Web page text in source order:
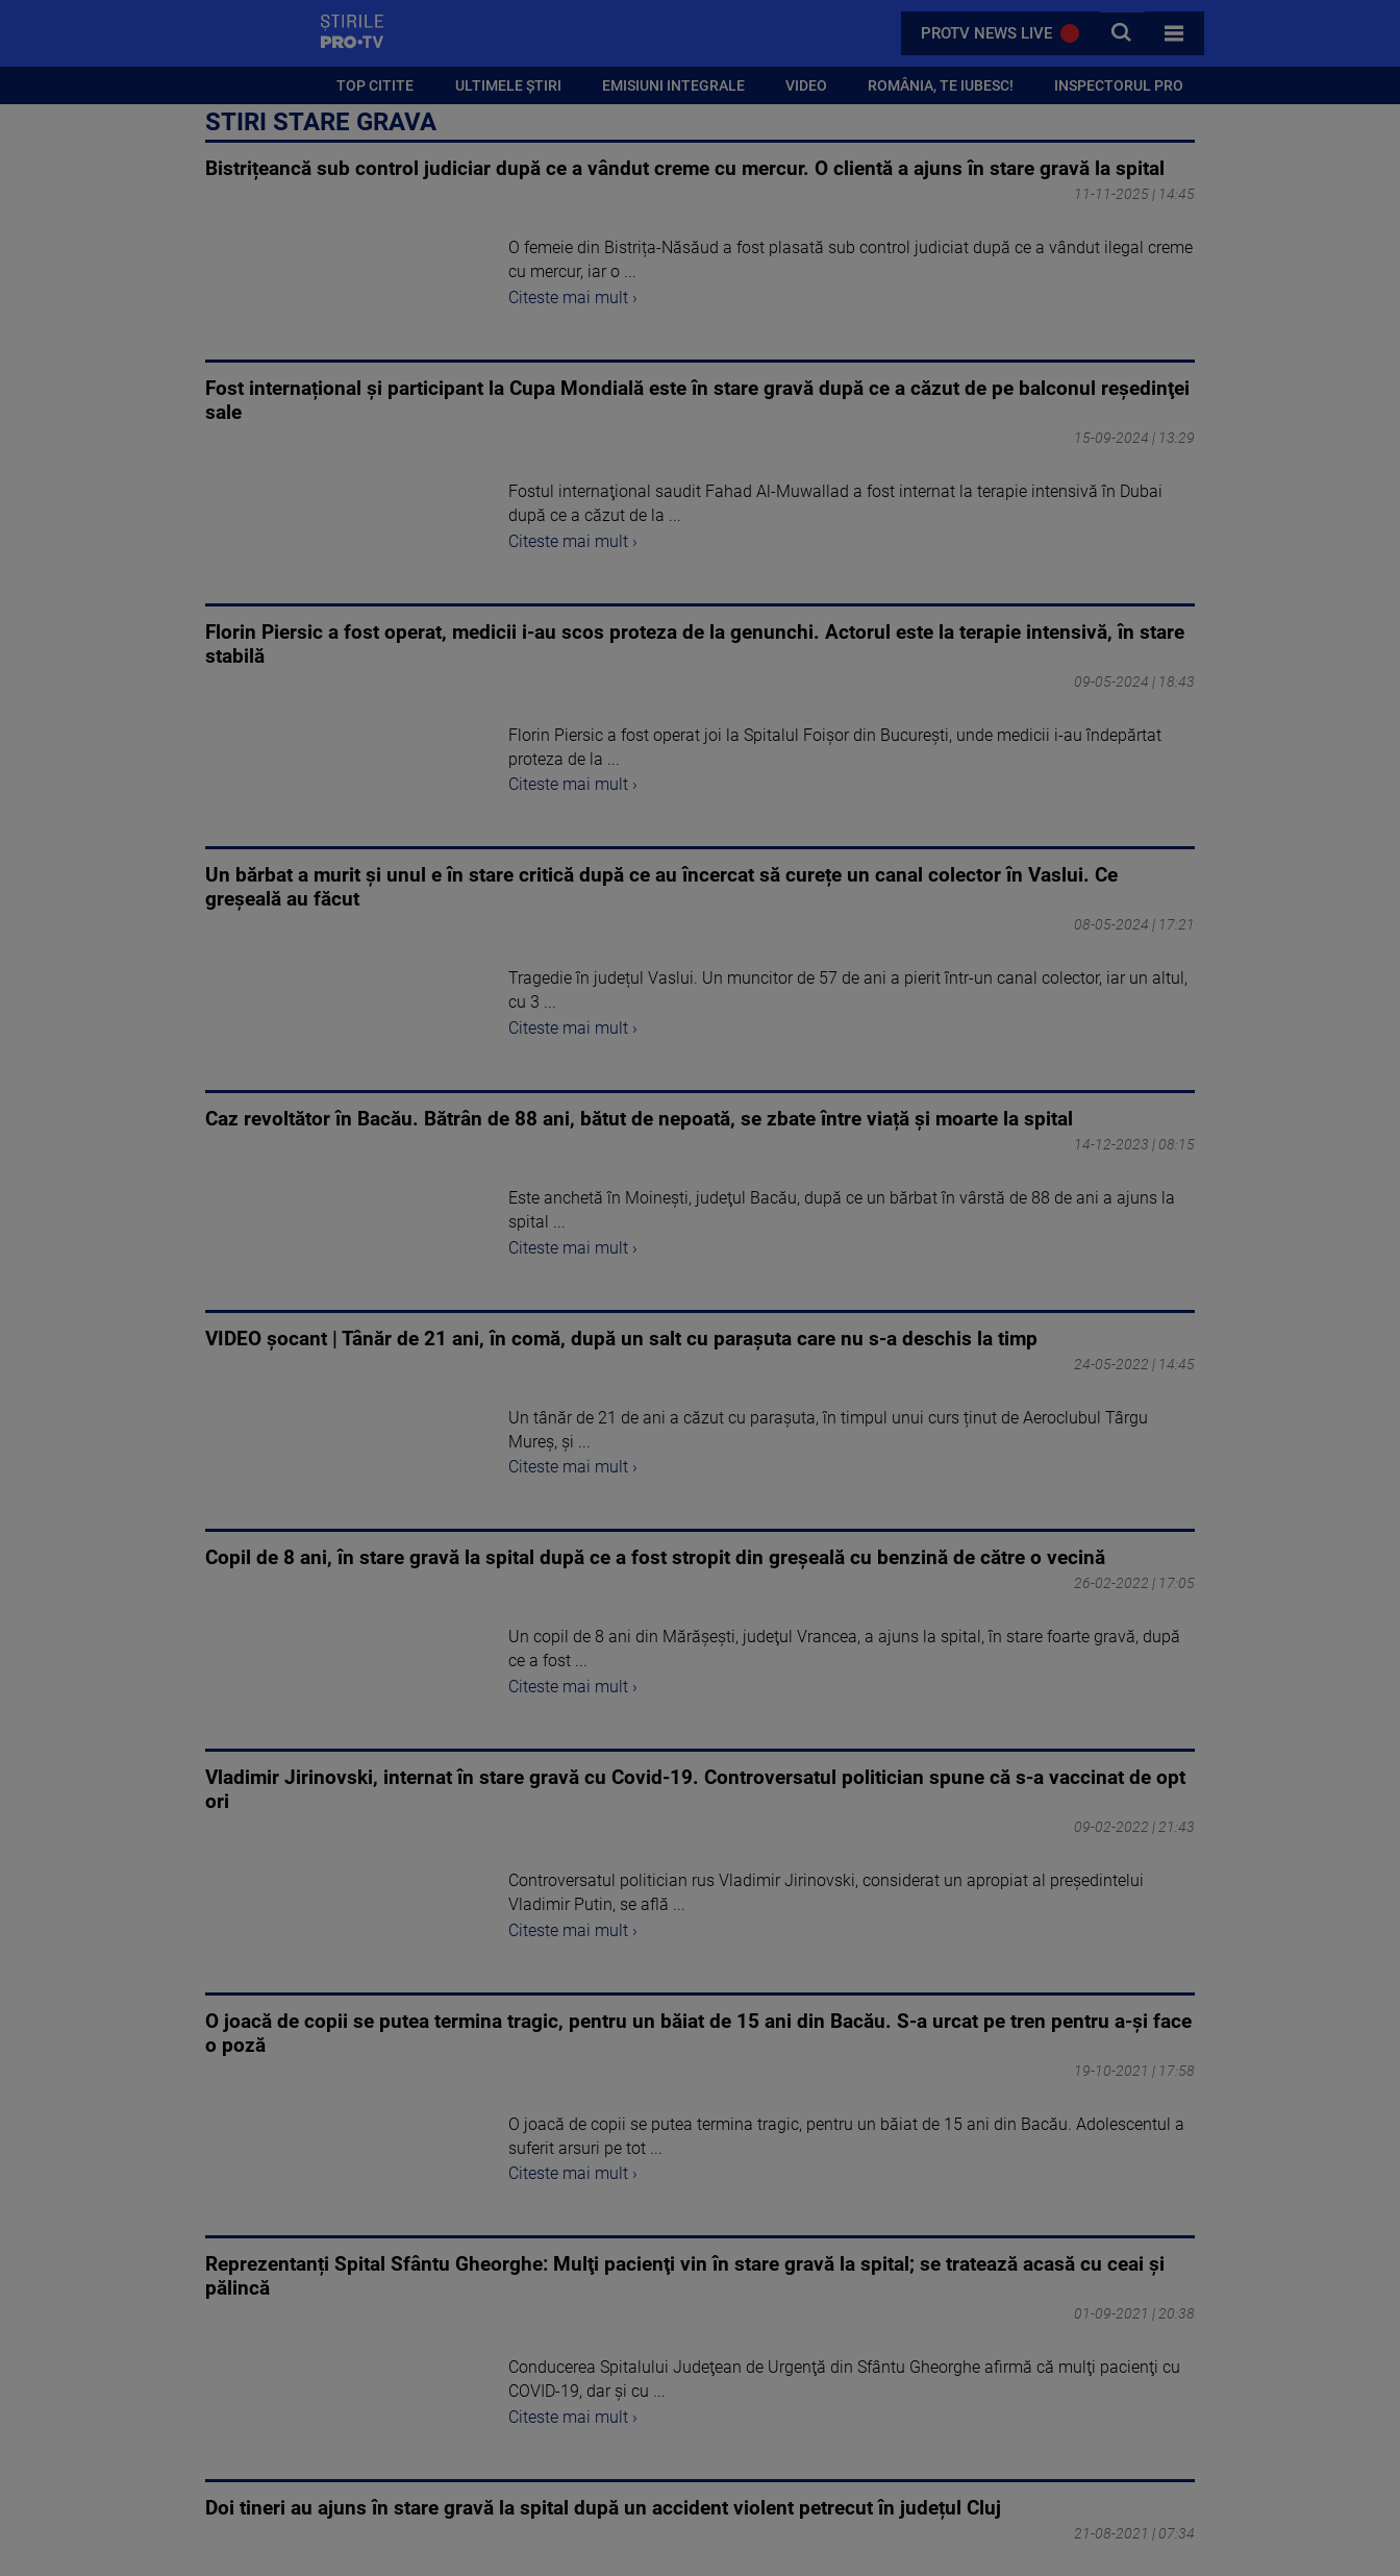
PROTV NEWS LIVE CAUTA
TOATE CATEGORIILE
TOP CITITE ULTIMELE ȘTIRI EMISIUNI INTEGRALE VIDEO ROMÂNIA, TE IUBESC! INSPECTORUL PRO
STIRI STARE GRAVA
Bistrițeancă sub control judiciar după ce a vândut creme cu mercur. O clientă a ajuns în stare gravă la spital
11-11-2025 | 14:45
O femeie din Bistrița-Năsăud a fost plasată sub control judiciat după ce a vândut ilegal creme
cu mercur, iar o ...
Citeste mai mult ›
Fost internațional și participant la Cupa Mondială este în stare gravă după ce a căzut de pe balconul reşedinţei
sale
15-09-2024 | 13:29
Fostul internaţional saudit Fahad Al-Muwallad a fost internat la terapie intensivă în Dubai
după ce a căzut de la ...
Citeste mai mult ›
Florin Piersic a fost operat, medicii i-au scos proteza de la genunchi. Actorul este la terapie intensivă, în stare
stabilă
09-05-2024 | 18:43
Florin Piersic a fost operat joi la Spitalul Foișor din București, unde medicii i-au îndepărtat
proteza de la ...
Citeste mai mult ›
Un bărbat a murit și unul e în stare critică după ce au încercat să curețe un canal colector în Vaslui. Ce
greșeală au făcut
08-05-2024 | 17:21
Tragedie în județul Vaslui. Un muncitor de 57 de ani a pierit într-un canal colector, iar un altul,
cu 3 ...
Citeste mai mult ›
Caz revoltător în Bacău. Bătrân de 88 ani, bătut de nepoată, se zbate între viață și moarte la spital
14-12-2023 | 08:15
Este anchetă în Moineşti, judeţul Bacău, după ce un bărbat în vârstă de 88 de ani a ajuns la
spital ...
Citeste mai mult ›
VIDEO șocant | Tânăr de 21 ani, în comă, după un salt cu parașuta care nu s-a deschis la timp
24-05-2022 | 14:45
Un tânăr de 21 de ani a căzut cu parașuta, în timpul unui curs ținut de Aeroclubul Târgu
Mureș, și ...
Citeste mai mult ›
Copil de 8 ani, în stare gravă la spital după ce a fost stropit din greşeală cu benzină de către o vecină
26-02-2022 | 17:05
Un copil de 8 ani din Mărăşeşti, judeţul Vrancea, a ajuns la spital, în stare foarte gravă, după
ce a fost ...
Citeste mai mult ›
Vladimir Jirinovski, internat în stare gravă cu Covid-19. Controversatul politician spune că s-a vaccinat de opt
ori
09-02-2022 | 21:43
Controversatul politician rus Vladimir Jirinovski, considerat un apropiat al președintelui
Vladimir Putin, se află ...
Citeste mai mult ›
O joacă de copii se putea termina tragic, pentru un băiat de 15 ani din Bacău. S-a urcat pe tren pentru a-și face
o poză
19-10-2021 | 17:58
O joacă de copii se putea termina tragic, pentru un băiat de 15 ani din Bacău. Adolescentul a
suferit arsuri pe tot ...
Citeste mai mult ›
Reprezentanți Spital Sfântu Gheorghe: Mulţi pacienţi vin în stare gravă la spital; se tratează acasă cu ceai şi
pălincă
01-09-2021 | 20:38
Conducerea Spitalului Judeţean de Urgenţă din Sfântu Gheorghe afirmă că mulţi pacienţi cu
COVID-19, dar şi cu ...
Citeste mai mult ›
Doi tineri au ajuns în stare gravă la spital după un accident violent petrecut în județul Cluj
21-08-2021 | 07:34